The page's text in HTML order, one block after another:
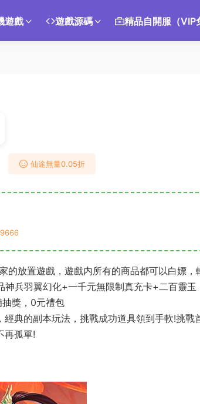
遊戲 遊戲源碼 精品自開服（VIP
仙途無量0.05折
放置遊戲，遊戲内所有的商品都可以白嫖，
兵羽翼幻化+一千元無限制真充卡+二百靈玉
獎，0元禮包
典的副本玩法，挑戰成功道具領到手軟!挑戰
再孤單!